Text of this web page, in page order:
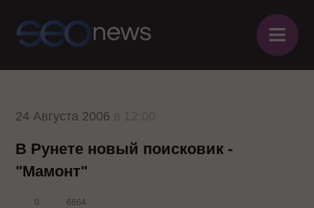
≡
24 Августа 2006
В Рунете новый поисковик -
"Мамонт"
0 6664